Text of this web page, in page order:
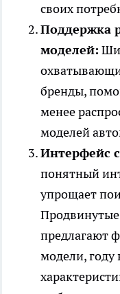
своих
Поддержка
моделей:
бренды,
менее
моделей
Интерфейс
понятный
упрощает
предлагают
модели, году